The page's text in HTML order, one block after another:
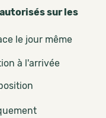
sur les
le jour même
à l'arrivée